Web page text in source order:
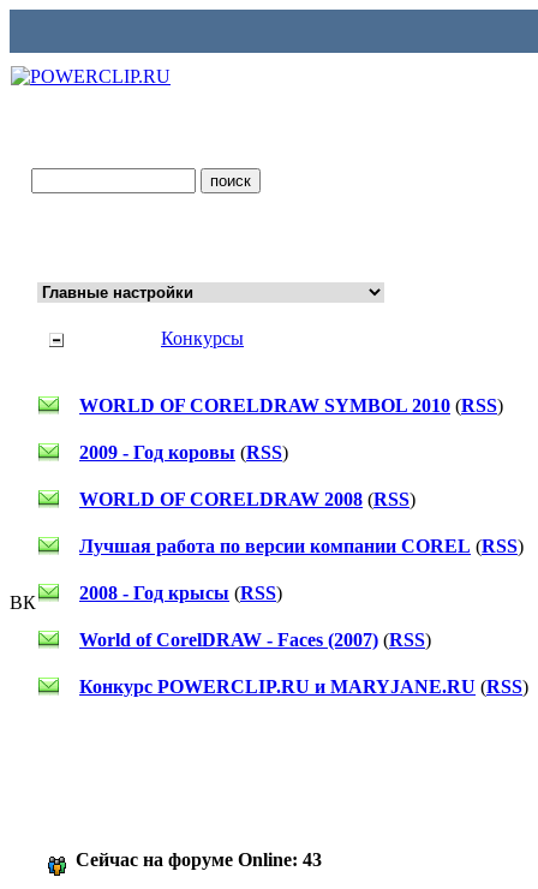
ВК
Конкурсы
WORLD OF CORELDRAW SYMBOL 2010 (RSS)
2009 - Год коровы (RSS)
WORLD OF CORELDRAW 2008 (RSS)
Лучшая работа по версии компании COREL (RSS)
2008 - Год крысы (RSS)
World of CorelDRAW - Faces (2007) (RSS)
Конкурс POWERCLIP.RU и MARYJANE.RU (RSS)
Сейчас на форуме Online: 43